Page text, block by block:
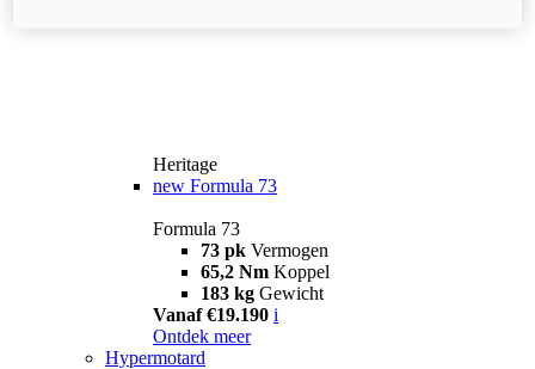
Heritage
new Formula 73
Formula 73
73 pk Vermogen
65,2 Nm Koppel
183 kg Gewicht
Vanaf €19.190 i
Ontdek meer
Hypermotard